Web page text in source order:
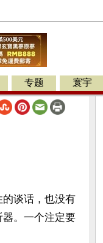
专题 寰宇
的谈话，也没有
。一个注定要